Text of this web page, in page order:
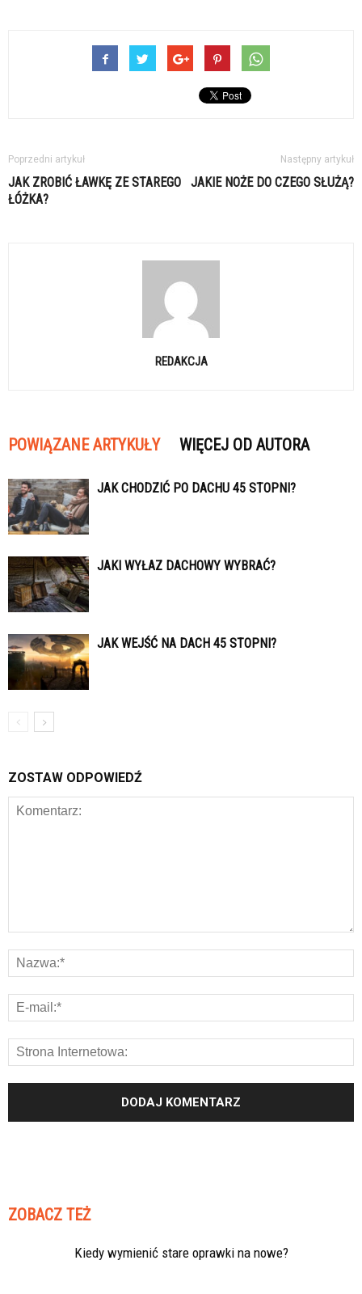
Poprzedni artykuł
JAK ZROBIĆ ŁAWKĘ ZE STAREGO
ŁÓŻKA?
Następny artykuł
JAKIE NOŻE DO CZEGO SŁUŻĄ?
REDAKCJA
POWIĄZANE ARTYKUŁY WIĘCEJ OD AUTORA
JAK CHODZIĆ PO DACHU 45 STOPNI?
JAKI WYŁAZ DACHOWY WYBRAĆ?
JAK WEJŚĆ NA DACH 45 STOPNI?
ZOSTAW ODPOWIEDŹ
ZOBACZ TEŻ
Kiedy wymienić stare oprawki na nowe?